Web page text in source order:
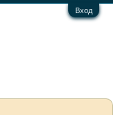
Вход